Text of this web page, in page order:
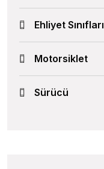
Ehliyet Sınıfları
Motorsiklet
Sürücü